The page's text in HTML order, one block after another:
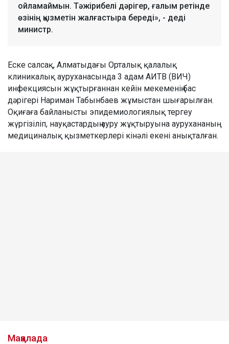
ойламаймын. Тәжірибелі дәрігер, ғалым ретінде
өзінің қызметін жалғастыра береді», - деді
министр.
Еске салсақ, Алматыдағы Орталық қалалық
клиникалық ауруханасында 3 адам АИТВ (ВИЧ)
инфекциясын жұқтырғаннан кейін мекеменің бас
дәрігері Нариман Табынбаев жұмыстан шығарылған.
Оқиғаға байланысты эпидемиологиялық тергеу
жүргізіліп, науқастардың ауру жұқтыруына аурухананың
медициналық қызметкерлері кінәлі екені анықталған.
Мақалада